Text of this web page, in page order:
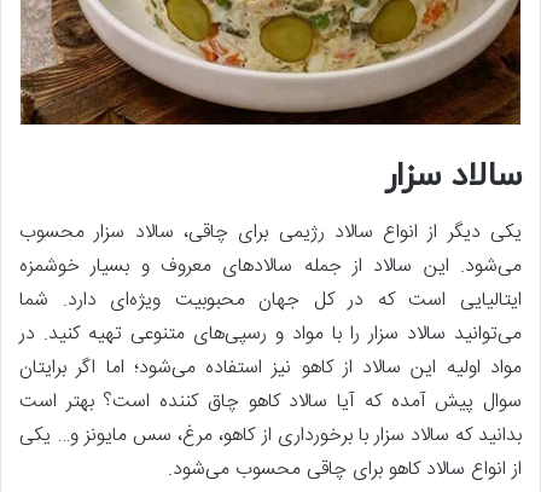
سالاد سزار
یکی دیگر از انواع سالاد رژیمی برای چاقی، سالاد سزار محسوب
می‌شود. این سالاد از جمله سالادهای معروف و بسیار خوشمزه
ایتالیایی است که در کل جهان محبوبیت ویژه‌ای دارد. شما
می‌توانید سالاد سزار را با مواد و رسپی‌های متنوعی تهیه کنید. در
مواد اولیه این سالاد از کاهو نیز استفاده می‌شود؛ اما اگر برایتان
سوال پیش آمده که آیا سالاد کاهو چاق کننده است؟ بهتر است
بدانید که سالاد سزار با برخورداری از کاهو، مرغ، سس مایونز و… یکی
از انواع سالاد کاهو برای چاقی محسوب می‌شود.